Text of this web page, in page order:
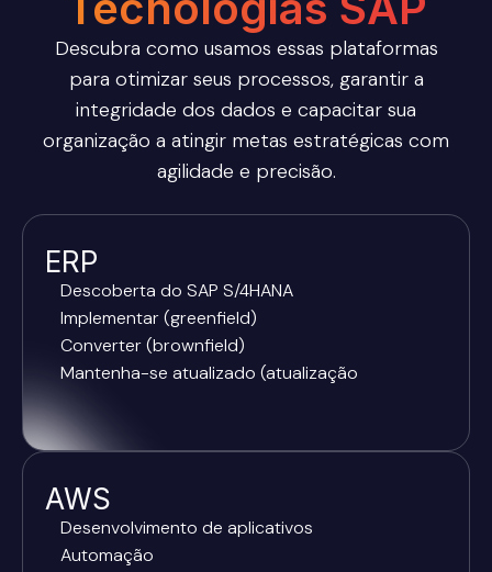
Descubra como usamos essas plataformas
para otimizar seus processos, garantir a
integridade dos dados e capacitar sua
organização a atingir metas estratégicas com
agilidade e precisão.
ERP
Descoberta do SAP S/4HANA
Implementar (greenfield)
Converter (brownfield)
Mantenha-se atualizado (atualização
AWS
Desenvolvimento de aplicativos
Automação